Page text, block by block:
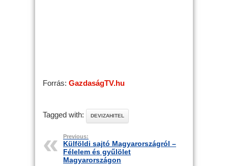
Forrás: GazdaságTV.hu
Tagged with: DEVIZAHITEL
Previous:
Külföldi sajtó Magyarországról –
Félelem és gyűlölet
Magyarországon